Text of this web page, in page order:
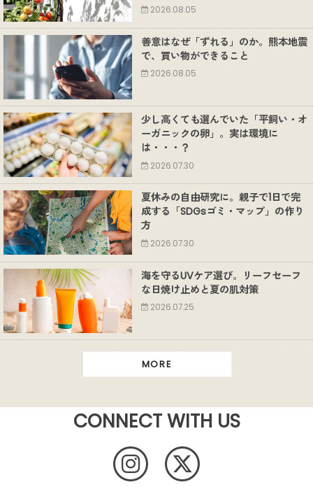
2026.08.05
善意はなぜ「ずれる」のか。熊本地震
で、買い物ができること
2026.08.05
少し高くても選んでいた「平飼い・オ
ーガニックの卵」。実は環境に
は・・・？
2026.07.30
夏休みの自由研究に。親子で1日で完
成する「SDGsゴミ・マップ」の作り
方
2026.07.30
海を守るUVケア選び。リーフセーフ
な日焼け止めと夏の肌対策
2026.07.25
MORE
CONNECT WITH US